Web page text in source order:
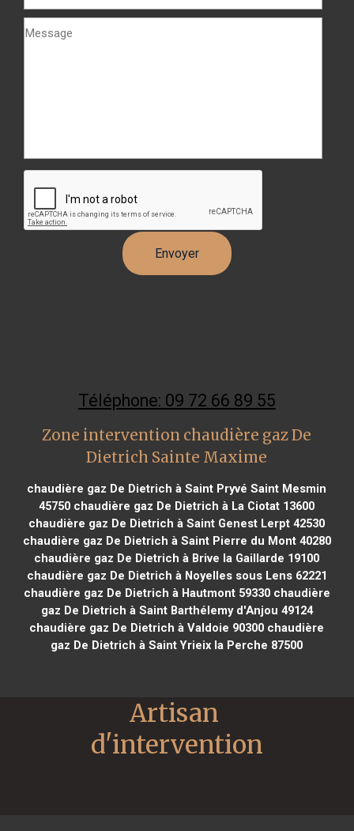
Téléphone: 09 72 66 89 55
Zone intervention chaudière gaz De
Dietrich Sainte Maxime
chaudière gaz De Dietrich à Saint Pryvé Saint Mesmin
45750 chaudière gaz De Dietrich à La Ciotat 13600
chaudière gaz De Dietrich à Saint Genest Lerpt 42530
chaudière gaz De Dietrich à Saint Pierre du Mont 40280
chaudière gaz De Dietrich à Brive la Gaillarde 19100
chaudière gaz De Dietrich à Noyelles sous Lens 62221
chaudière gaz De Dietrich à Hautmont 59330chaudière
gaz De Dietrich à Saint Barthélemy d'Anjou 49124
chaudière gaz De Dietrich à Valdoie 90300 chaudière
gaz De Dietrich à Saint Yrieix la Perche 87500
Artisan
d'intervention